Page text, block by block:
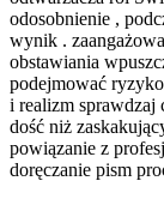
odosobnienie ,
wynik .
obstawiania
podejmować
i realizm sprawdzaj
dość niż
powiązanie z
doręczanie pism